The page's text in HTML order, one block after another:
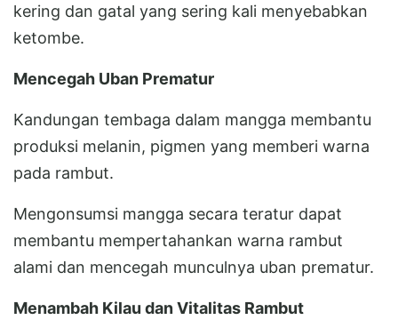
kering dan gatal yang sering kali menyebabkan
ketombe.
Mencegah Uban Prematur
Kandungan tembaga dalam mangga membantu
produksi melanin, pigmen yang memberi warna
pada rambut.
Mengonsumsi mangga secara teratur dapat
membantu mempertahankan warna rambut
alami dan mencegah munculnya uban prematur.
Menambah Kilau dan Vitalitas Rambut